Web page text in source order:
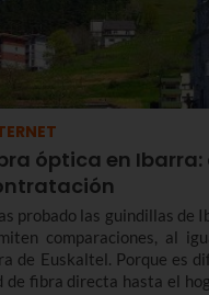
óptica en
probado las guindillas de
comparaciones, al
de Euskaltel. Porque es
de fibra directa hasta el